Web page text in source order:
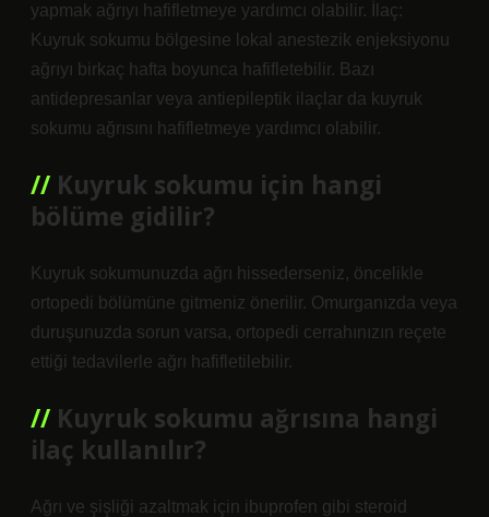
yapmak ağrıyı hafifletmeye yardımcı olabilir. İlaç:
Kuyruk sokumu bölgesine lokal anestezik enjeksiyonu
ağrıyı birkaç hafta boyunca hafifletebilir. Bazı
antidepresanlar veya antiepileptik ilaçlar da kuyruk
sokumu ağrısını hafifletmeye yardımcı olabilir.
Kuyruk sokumu için hangi
bölüme gidilir?
Kuyruk sokumunuzda ağrı hissederseniz, öncelikle
ortopedi bölümüne gitmeniz önerilir. Omurganızda veya
duruşunuzda sorun varsa, ortopedi cerrahınızın reçete
ettiği tedavilerle ağrı hafifletilebilir.
Kuyruk sokumu ağrısına hangi
ilaç kullanılır?
Ağrı ve şişliği azaltmak için ibuprofen gibi steroid